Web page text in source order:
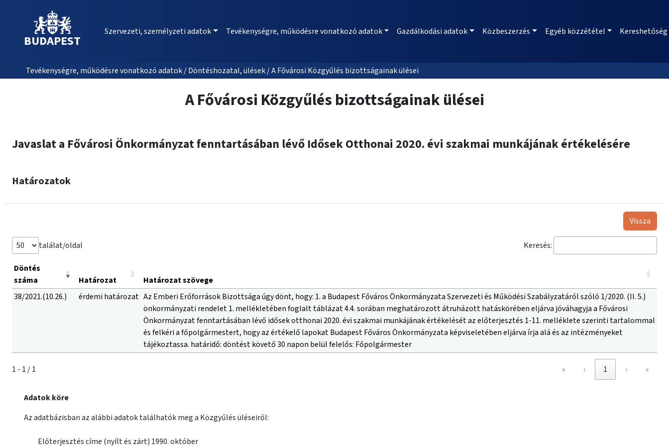
BUDAPEST
Szervezeti, személyzeti adatok Tevékenységre, működésre vonatkozó adatok Gazdálkodási adatok Közbeszerzés Egyéb közzététel Kereshetőség
Tevékenységre, működésre vonatkozó adatok / Döntéshozatal, ülések / A Fővárosi Közgyűlés bizottságainak ülései
A Fővárosi Közgyűlés bizottságainak ülései
Javaslat a Fővárosi Önkormányzat fenntartásában lévő Idősek Otthonai 2020. évi szakmai munkájának értékelésére
Határozatok
Vissza
találat/oldal Keresés:
Döntés
száma
Határozat
Határozat szövege
38/2021.(10.26.)
érdemi határozat Az Emberi Erőforrások Bizottsága úgy dönt, hogy: 1. a Budapest Főváros Önkormányzata Szervezeti és Működési Szabályzatáról szóló 1/2020. (II. 5.)
önkormányzati rendelet 1. mellékletében foglalt táblázat 4.4. sorában meghatározott átruházott hatáskörében eljárva jóváhagyja a Fővárosi
Önkormányzat fenntartásában lévő idősek otthonai 2020. évi szakmai munkájának értékelését az előterjesztés 1-11. melléklete szerinti tartalommal
és felkéri a főpolgármestert, hogy az értékelő lapokat Budapest Főváros Önkormányzata képviseletében eljárva írja alá és az intézményeket
tájékoztassa. határidő: döntést követő 30 napon belül felelős: Főpolgármester
1 - 1 / 1 « ‹ 1 › »
Adatok köre
Az adatbázisban az alábbi adatok találhatók meg a Közgyűlés üléseiről:
Előterjesztés címe (nyílt és zárt) 1990. október